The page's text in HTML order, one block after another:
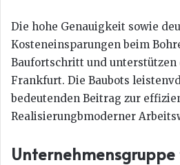
Die hohe Genauigkeit sowie
Kosteneinsparungen beim
Baufortschritt und
Frankfurt. Die Baubots
bedeutenden Beitrag zur
Realisierungbmoderner
Unternehmensgruppe